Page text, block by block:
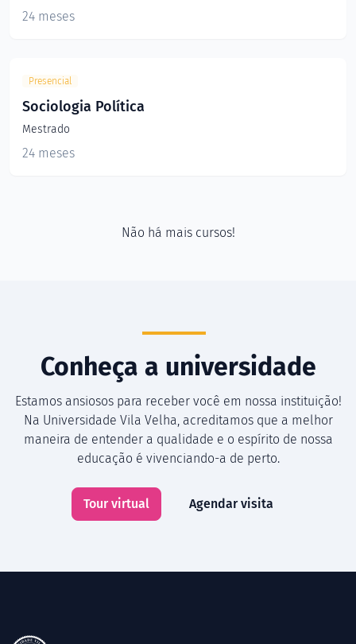
24 meses
Presencial
Sociologia Política
Mestrado
24 meses
Não há mais cursos!
Conheça a universidade
Estamos ansiosos para receber você em nossa instituição!
Na Universidade Vila Velha, acreditamos que a melhor
maneira de entender a qualidade e o espírito de nossa
educação é vivenciando-a de perto.
Tour virtual Agendar visita